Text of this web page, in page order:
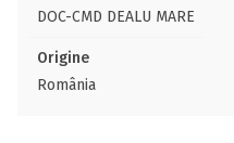
DOC-CMD DEALU MARE
Origine
România